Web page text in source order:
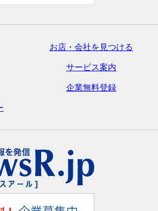
お店・会社を見つける
サービス案内
企業無料登録